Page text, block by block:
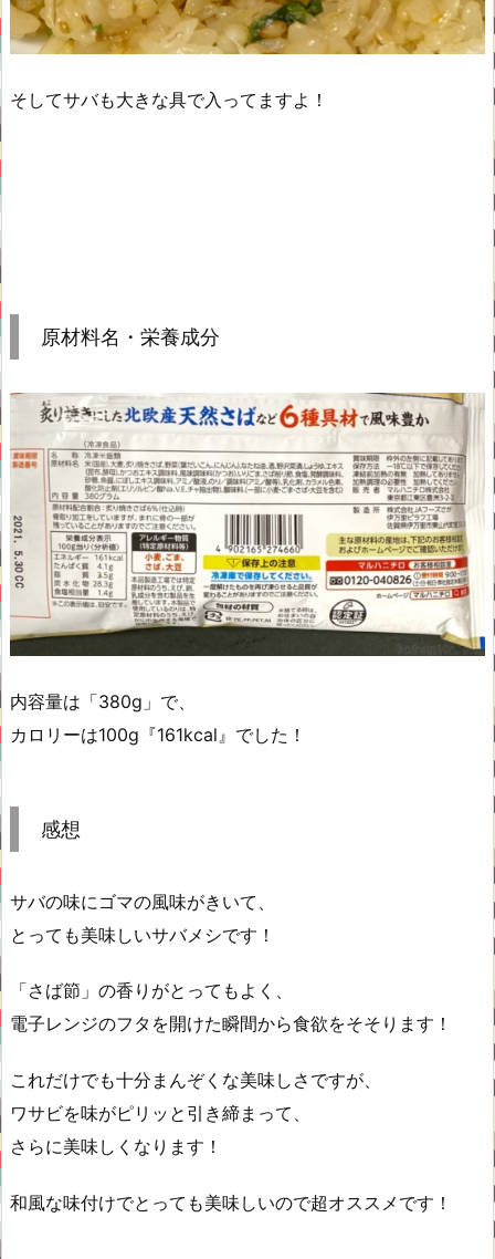
そしてサバも大きな具で入ってますよ！
原材料名・栄養成分
内容量は「380g」で、
カロリーは100g『161kcal』でした！
感想
サバの味にゴマの風味がきいて、
とっても美味しいサバメシです！
「さば節」の香りがとってもよく、
電子レンジのフタを開けた瞬間から食欲をそそります！
これだけでも十分まんぞくな美味しさですが、
ワサビを味がピリッと引き締まって、
さらに美味しくなります！
和風な味付けでとっても美味しいので超オススメです！